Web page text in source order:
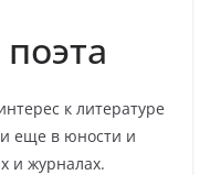
к литературе
еще в юности и
и журналах.